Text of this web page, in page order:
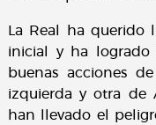
La Real ha querido
inicial y ha logrado
buenas acciones
izquierda y otra de
han llevado el